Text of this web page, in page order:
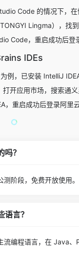
Code 的情况下，
Lingma），找
Code，重启成功后登
IDEs
例，已安装 IntelliJ
打开应用市场，搜索通
，重启成功后登录阿里
？
阶段，免费开放使用。
语言？
流编程语言，在 Java